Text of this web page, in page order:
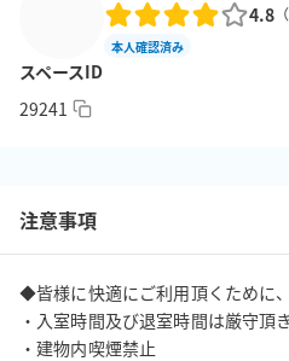
■無料Wi-Fi■
無料での提供とさせていただいて
任においてお願いいたします。
※ID：PASSは別途お送りする予約
※温度調整は事前に設定しておりま
※他の部屋と連動しておりますの
ねます。
■周辺環境■
4.8 （
本人確認済み
スペースID
29241
注意事項
◆皆様に快適にご利用頂くために
・入室時間及び退室時間は厳守頂
・建物内喫煙禁止